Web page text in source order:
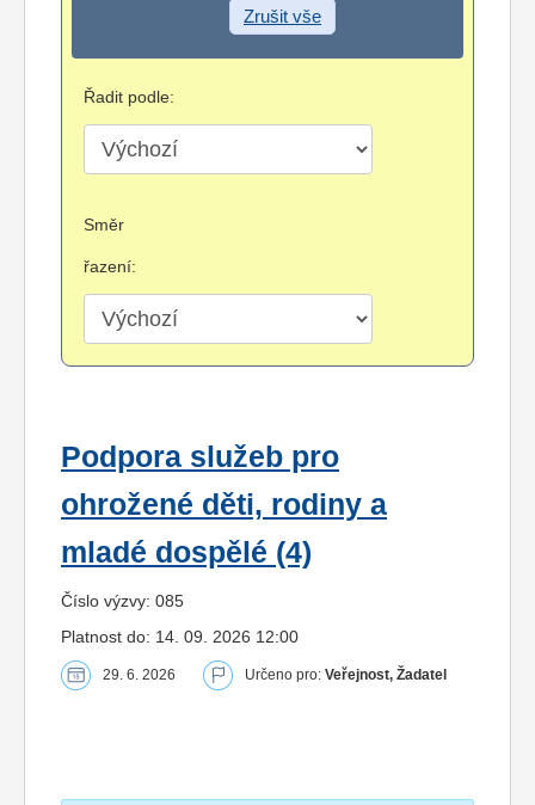
Zrušit vše
Řadit podle:
Směr
řazení:
Podpora služeb pro
ohrožené děti, rodiny a
mladé dospělé (4)
Číslo výzvy: 085
Platnost do: 14. 09. 2026 12:00
29. 6. 2026 Určeno pro: Veřejnost, Žadatel